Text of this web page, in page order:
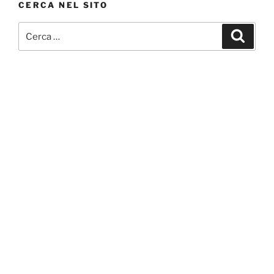
CERCA NEL SITO